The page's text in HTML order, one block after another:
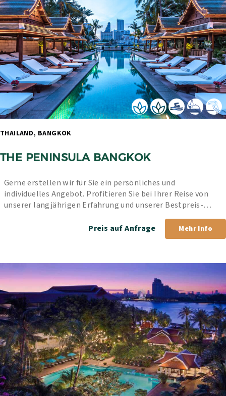
THE PENINSULA BANGKOK
Gerne erstellen wir für Sie ein persönliches und
individuelles Angebot. Profitieren Sie bei Ihrer Reise von
unserer langjährigen Erfahrung und unserer Bestpreis-
Preis auf Anfrage
Mehr Info